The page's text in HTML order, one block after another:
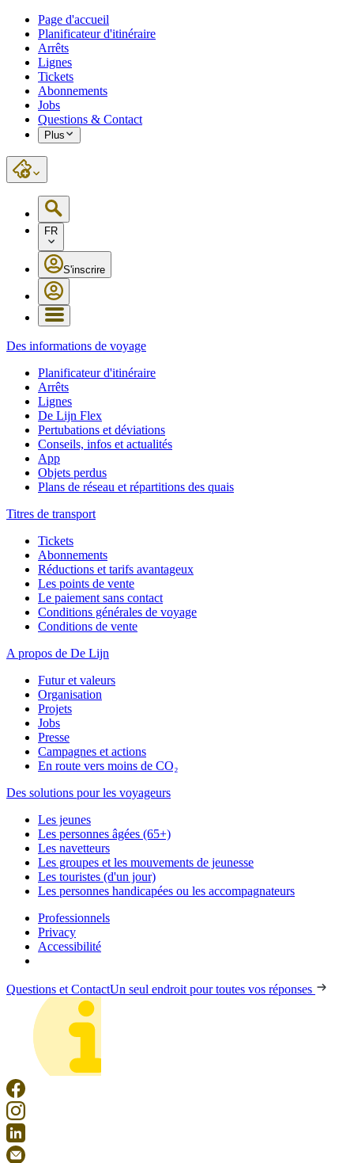
Page d'accueil
Planificateur d'itinéraire
Arrêts
Lignes
Tickets
Abonnements
Jobs
Questions & Contact
Plus
FR
S'inscrire
Des informations de voyage
Planificateur d'itinéraire
Arrêts
Lignes
De Lijn Flex
Pertubations et déviations
Conseils, infos et actualités
App
Objets perdus
Plans de réseau et répartitions des quais
Titres de transport
Tickets
Abonnements
Réductions et tarifs avantageux
Les points de vente
Le paiement sans contact
Conditions générales de voyage
Conditions de vente
A propos de De Lijn
Futur et valeurs
Organisation
Projets
Jobs
Presse
Campagnes et actions
En route vers moins de CO₂
Des solutions pour les voyageurs
Les jeunes
Les personnes âgées (65+)
Les navetteurs
Les groupes et les mouvements de jeunesse
Les touristes (d'un jour)
Les personnes handicapées ou les accompagnateurs
Professionnels
Privacy
Accessibilité
Questions et ContactUn seul endroit pour toutes vos réponses